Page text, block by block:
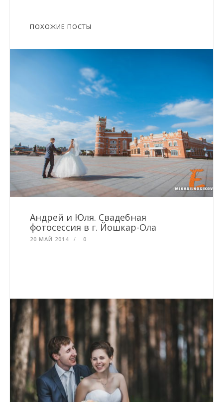
ПОХОЖИЕ ПОСТЫ
Андрей и Юля. Свадебная
фотосессия в г. Йошкар-Ола
20 МАЙ 2014 0